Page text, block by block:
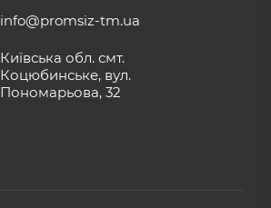
info@promsiz-tm.ua
Київська обл. смт.
Коцюбинське, вул.
Пономарьова, 32